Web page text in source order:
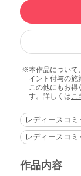
本作品について
イント付与の施
この他にもお得
す。詳しくはこ
レディースコミ
レディースコ
作品内容